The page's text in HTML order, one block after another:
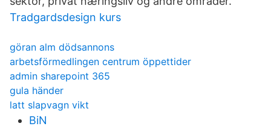
Tradgardsdesign kurs
göran alm dödsannons
arbetsförmedlingen centrum öppettider
admin sharepoint 365
gula händer
latt slapvagn vikt
BiN